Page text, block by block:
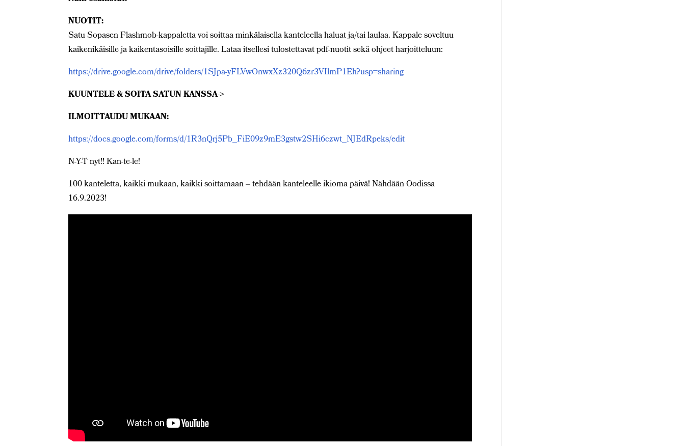
NUOTIT:
Satu Sopasen Flashmob-kappaletta voi soittaa minkälaisella kanteleella haluat ja/tai laulaa. Kappale soveltuu
kaikenikäisille ja kaikentasoisille soittajille. Lataa itsellesi tulostettavat pdf-nuotit sekä ohjeet harjoitteluun:
https://drive.google.com/drive/folders/1SJpa-yFLVwOnwxXz320Q6zr3VIlmP1Eh?usp=sharing
KUUNTELE & SOITA SATUN KANSSA->
ILMOITTAUDU MUKAAN:
https://docs.google.com/forms/d/1R3nQrj5Pb_FiE09z9mE3gstw2SHi6czwt_NJEdRpeks/edit
N-Y-T nyt!! Kan-te-le!
100 kanteletta, kaikki mukaan, kaikki soittamaan – tehdään kanteleelle ikioma päivä! Nähdään Oodissa
16.9.2023!